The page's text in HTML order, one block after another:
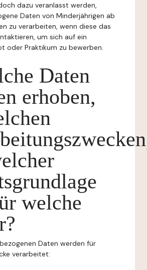
dazu veranlasst werden,
Daten von Minderjährigen ab
zu verarbeiten, wenn diese das
um sich auf ein
oder Praktikum zu bewerben.
Daten
erhoben,
welche
Daten werden für
verarbeitet: